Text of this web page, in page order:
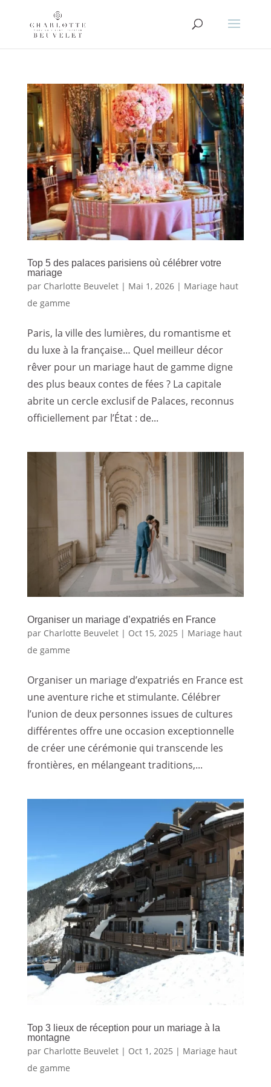
Top 5 des palaces parisiens où célébrer votre
mariage
par Charlotte Beuvelet| Mai 1, 2026| Mariage haut
de gamme
Paris, la ville des lumières, du romantisme et
du luxe à la française… Quel meilleur décor
rêver pour un mariage haut de gamme digne
des plus beaux contes de fées ? La capitale
abrite un cercle exclusif de Palaces, reconnus
officiellement par l’État : de...
Organiser un mariage d’expatriés en France
par Charlotte Beuvelet| Oct 15, 2025 | Mariage haut
de gamme
Organiser un mariage d’expatriés en France est
une aventure riche et stimulante. Célébrer
l’union de deux personnes issues de cultures
différentes offre une occasion exceptionnelle
de créer une cérémonie qui transcende les
frontières, en mélangeant traditions,...
Top 3 lieux de réception pour un mariage à la
montagne
par Charlotte Beuvelet| Oct 1, 2025 | Mariage haut
de gamme